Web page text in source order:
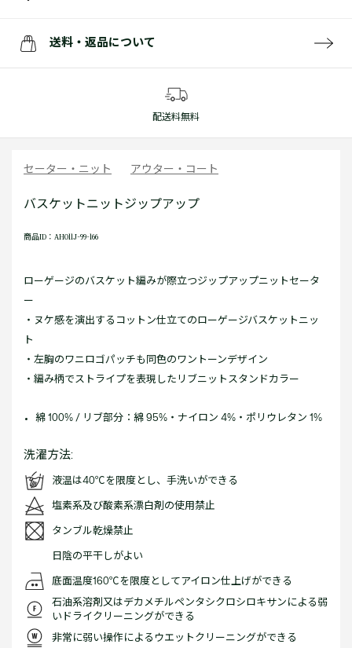
送料・返品について
配送料無料
セーター・ニット アウター・コート
バスケットニットジップアップ
商品ID：AH011J-99-166
ローゲージのバスケット編みが際立つジップアップニットセータ
ー
・ヌケ感を演出するコットン仕立てのローゲージバスケットニッ
ト
・左胸のワニロゴパッチも同色のワントーンデザイン
・編み柄でストライプを表現したリブニットスタンドカラー
綿 100% / リブ部分：綿 95%・ナイロン 4%・ポリウレタン 1%
洗濯方法:
液温は40℃を限度とし、手洗いができる
塩素系及び酸素系漂白剤の使用禁止
タンブル乾燥禁止
日陰の平干しがよい
底面温度160℃を限度としてアイロン仕上げができる
石油系溶剤又はデカメチルペンタシクロシロキサンによる弱
いドライクリーニングができる
非常に弱い操作によるウエットクリーニングができる